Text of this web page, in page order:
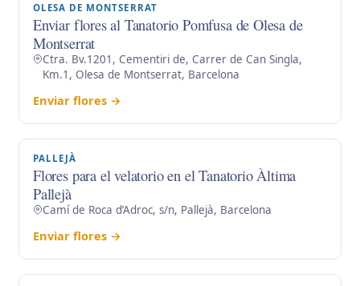
OLESA DE MONTSERRAT
Enviar flores al Tanatorio Pomfusa de Olesa de
Montserrat
Ctra. Bv.1201, Cementiri de, Carrer de Can Singla,
Km.1, Olesa de Montserrat, Barcelona
Enviar flores →
PALLEJÀ
Flores para el velatorio en el Tanatorio Àltima
Pallejà
Camí de Roca d’Adroc, s/n, Pallejà, Barcelona
Enviar flores →